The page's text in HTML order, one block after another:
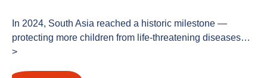
In 2024, South Asia reached a historic milestone —
protecting more children from life-threatening diseases…
>